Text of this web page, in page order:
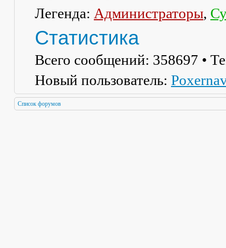
Легенда: Администраторы,
Статистика
Всего сообщений: 358697 •
Новый пользователь:
Список форумов